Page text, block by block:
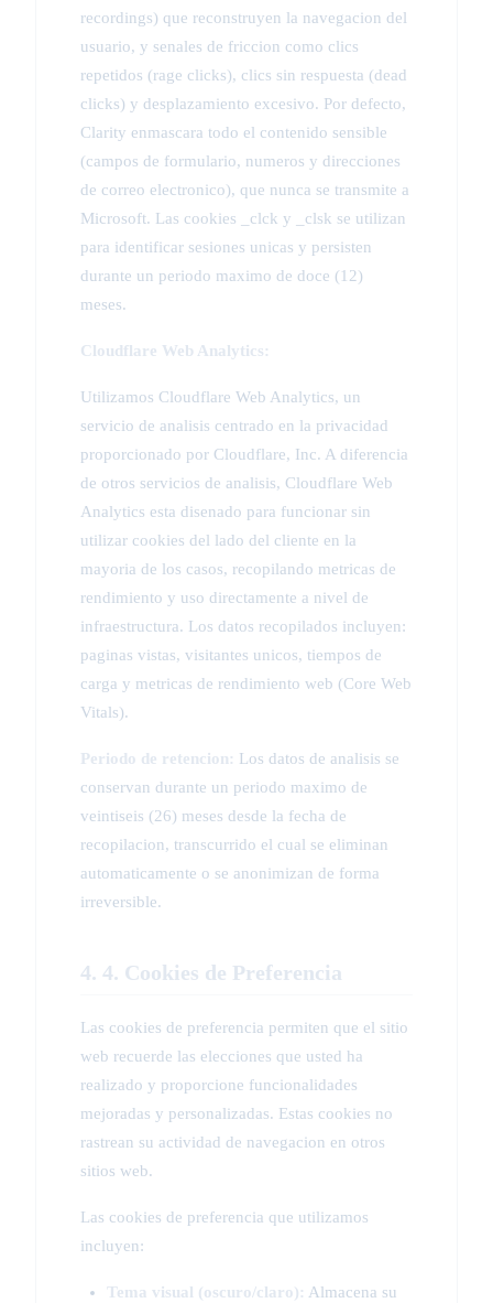
recordings) que reconstruyen la navegacion del
usuario, y senales de friccion como clics
repetidos (rage clicks), clics sin respuesta (dead
clicks) y desplazamiento excesivo. Por defecto,
Clarity enmascara todo el contenido sensible
(campos de formulario, numeros y direcciones
de correo electronico), que nunca se transmite a
Microsoft. Las cookies _clck y _clsk se utilizan
para identificar sesiones unicas y persisten
durante un periodo maximo de doce (12)
meses.
Cloudflare Web Analytics:
Utilizamos Cloudflare Web Analytics, un
servicio de analisis centrado en la privacidad
proporcionado por Cloudflare, Inc. A diferencia
de otros servicios de analisis, Cloudflare Web
Analytics esta disenado para funcionar sin
utilizar cookies del lado del cliente en la
mayoria de los casos, recopilando metricas de
rendimiento y uso directamente a nivel de
infraestructura. Los datos recopilados incluyen:
paginas vistas, visitantes unicos, tiempos de
carga y metricas de rendimiento web (Core Web
Vitals).
Periodo de retencion: Los datos de analisis se
conservan durante un periodo maximo de
veintiseis (26) meses desde la fecha de
recopilacion, transcurrido el cual se eliminan
automaticamente o se anonimizan de forma
irreversible.
4. 4. Cookies de Preferencia
Las cookies de preferencia permiten que el sitio
web recuerde las elecciones que usted ha
realizado y proporcione funcionalidades
mejoradas y personalizadas. Estas cookies no
rastrean su actividad de navegacion en otros
sitios web.
Las cookies de preferencia que utilizamos
incluyen:
Tema visual (oscuro/claro): Almacena su